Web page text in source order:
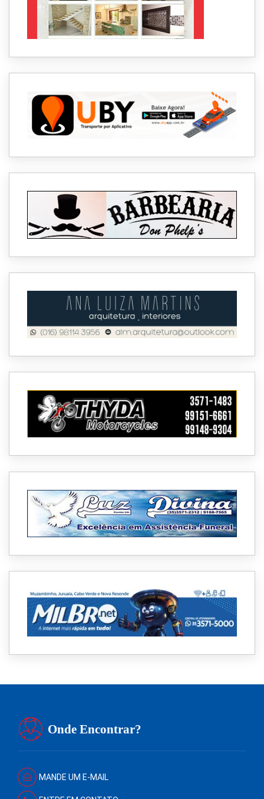
Onde Encontrar?
MANDE UM E-MAIL